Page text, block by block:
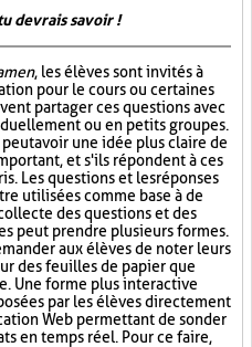
devrais savoir !
, les élèves sont invités à
pour le cours ou certaines
partager ces questions avec
ou en petits groupes.
avoir une idée plus claire de
et s'ils répondent à ces
Les questions et les réponses
utilisées comme base à de
des questions et des
peut prendre plusieurs formes.
aux élèves de noter leurs
des feuilles de papier que
Une forme plus interactive
par les élèves directement
Web permettant de sonder
en temps réel. Pour ce faire,